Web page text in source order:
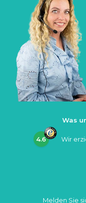
Was
4.6 Wir
Melden Sie